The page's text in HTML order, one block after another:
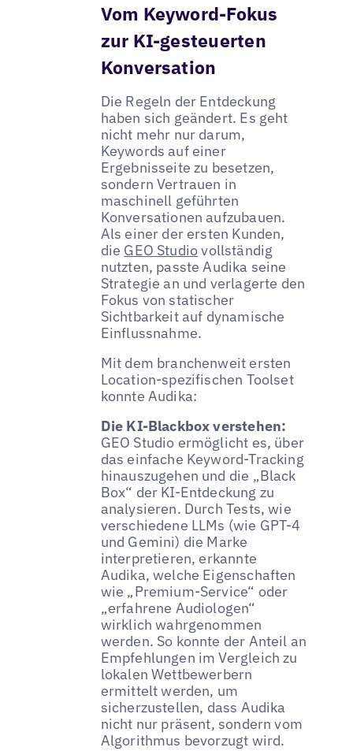
Vom Keyword-Fokus
zur KI-gesteuerten
Konversation
Die Regeln der Entdeckung
haben sich geändert. Es geht
nicht mehr nur darum,
Keywords auf einer
Ergebnisseite zu besetzen,
sondern Vertrauen in
maschinell geführten
Konversationen aufzubauen.
Als einer der ersten Kunden,
die GEO Studiovollständig
nutzten, passte Audika seine
Strategie an und verlagerte den
Fokus von statischer
Sichtbarkeit auf dynamische
Einflussnahme.
Mit dem branchenweit ersten
Location-spezifischen Toolset
konnte Audika:
Die KI-Blackbox verstehen:
GEO Studio ermöglicht es, über
das einfache Keyword-Tracking
hinauszugehen und die „Black
Box“ der KI-Entdeckung zu
analysieren. Durch Tests, wie
verschiedene LLMs (wie GPT-4
und Gemini) die Marke
interpretieren, erkannte
Audika, welche Eigenschaften
wie „Premium-Service“ oder
„erfahrene Audiologen“
wirklich wahrgenommen
werden. So konnte der Anteil an
Empfehlungen im Vergleich zu
lokalen Wettbewerbern
ermittelt werden, um
sicherzustellen, dass Audika
nicht nur präsent, sondern vom
Algorithmus bevorzugt wird.